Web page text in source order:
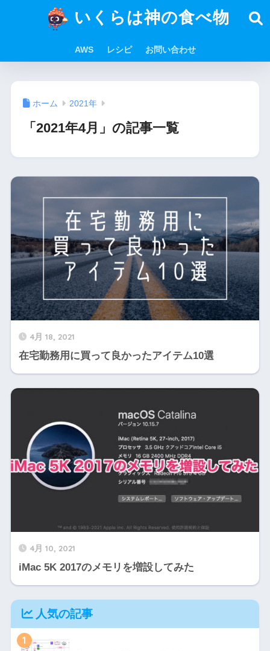
いくらは神の食べ物
AWS レシピ お問い合わせ
ホーム 2021年
「2021年4月」の記事一覧
4月 18, 2021
在宅勤務用に買って良かったアイテム10選
4月 10, 2021
iMac 5K 2017のメモリを増設してみた
人気の記事
1